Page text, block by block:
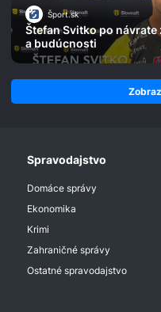
Šport.sk
Štefan Svitko po návrate
a budúcnosti
Spravodajstvo
Domáce správy
Ekonomika
Krimi
Zahraničné správy
Ostatné spravodajstvo